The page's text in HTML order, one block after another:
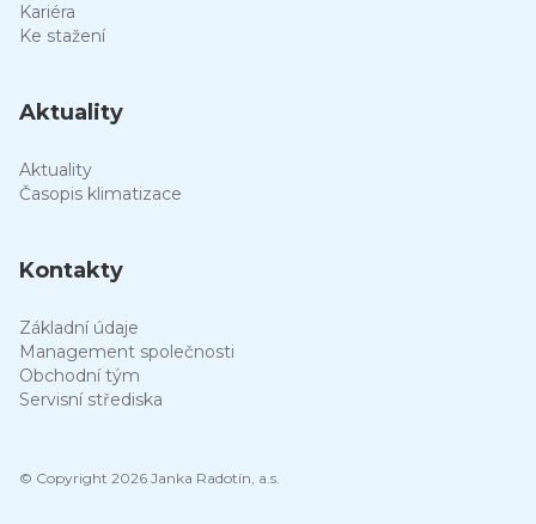
Kariéra
Ke stažení
Aktuality
Aktuality
Časopis klimatizace
Kontakty
Základní údaje
Management společnosti
Obchodní tým
Servisní střediska
© Copyright 2026 Janka Radotín, a.s.